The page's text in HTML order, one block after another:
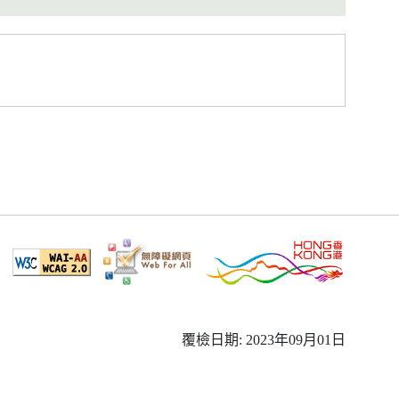
覆檢日期: 2023年09月01日